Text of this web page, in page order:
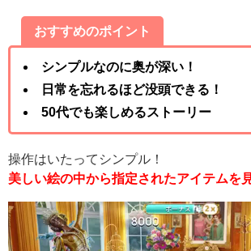
おすすめのポイント
シンプルなのに奥が深い！
日常を忘れるほど没頭できる！
50代でも楽しめるストーリー
操作はいたってシンプル！
美しい絵の中から指定されたアイテムを